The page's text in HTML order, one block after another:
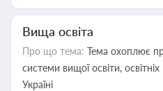
Вища освіта
Про що тема: Тема охоплює
системи вищої освіти, освітніх
Україні